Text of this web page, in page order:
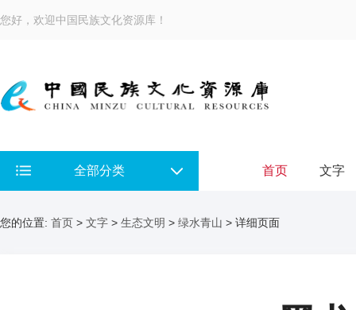
您好，欢迎中国民族文化资源库！
全部分类 首页 文字
您的位置: 首页 > 文字 > 生态文明 > 绿水青山 > 详细页面